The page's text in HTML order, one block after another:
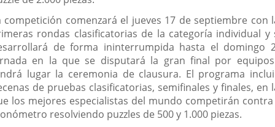
competición comenzará el jueves 17 de septiembre con
rondas clasificatorias de la categoría individual y
de forma ininterrumpida hasta el domingo
en la que se disputará la gran final por
lugar la ceremonia de clausura. El programa
de pruebas clasificatorias, semifinales y finales, en
los mejores especialistas del mundo competirán
resolviendo puzzles de 500 y 1.000 piezas.